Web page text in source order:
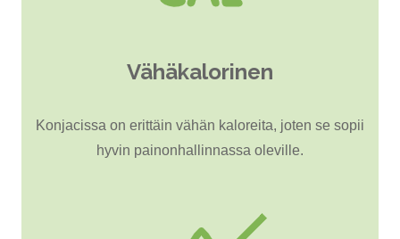
Vähäkalorinen
Konjacissa on erittäin vähän kaloreita, joten se sopii
hyvin painonhallinnassa oleville.